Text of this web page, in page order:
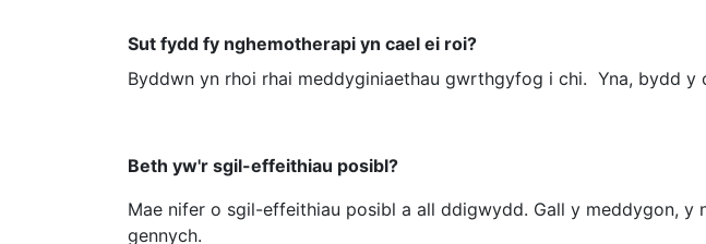
Sut fydd fy nghemotherapi yn cael ei roi?
Byddwn yn rhoi rhai meddyginiaethau gwrthgyfog i chi. Yna, bydd
Beth yw'r sgil-effeithiau posibl?
Mae nifer o sgil-effeithiau posibl a all ddigwydd. Gall y meddygon,
gennych.